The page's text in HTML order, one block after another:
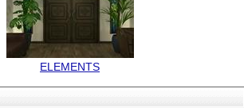
ELEMENTS